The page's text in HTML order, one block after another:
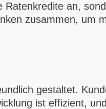
an,
zusammen, um
gestaltet.
ist effizient,